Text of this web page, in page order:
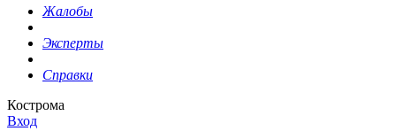
Жалобы
Эксперты
Справки
Кострома
Вход